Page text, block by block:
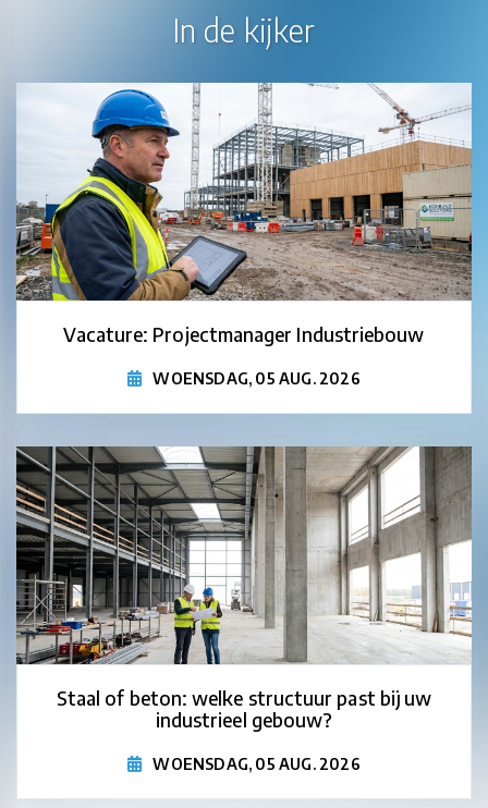
In de kijker
Vacature: Projectmanager Industriebouw
WOENSDAG, 05 AUG. 2026
Staal of beton: welke structuur past bij uw
industrieel gebouw?
WOENSDAG, 05 AUG. 2026